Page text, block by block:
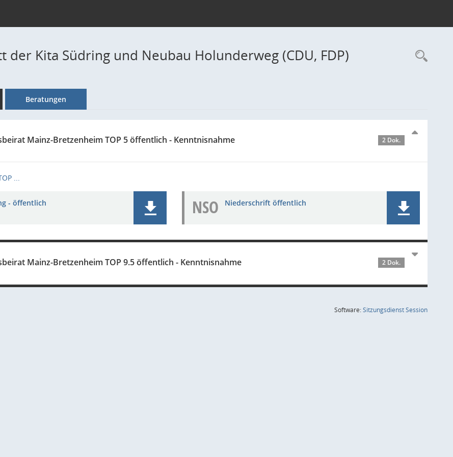
der Kita Südring und Neubau Holunderweg (CDU, FDP)
Beratungen
Mainz-Bretzenheim TOP 5 öffentlich - Kenntnisnahme 2 Dok.
...
- öffentlich NSO Niederschrift öffentlich
Mainz-Bretzenheim TOP 9.5 öffentlich - Kenntnisnahme 2 Dok.
Software:SitzungsdienstSession(Wird in